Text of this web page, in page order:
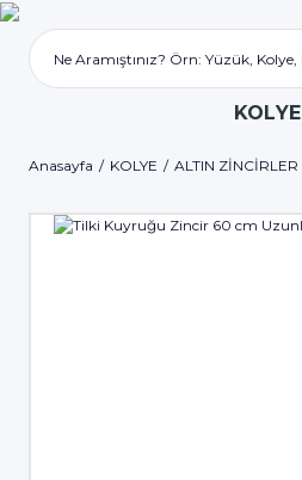
KOLYE
Anasayfa KOLYE ALTIN ZİNCİRLER